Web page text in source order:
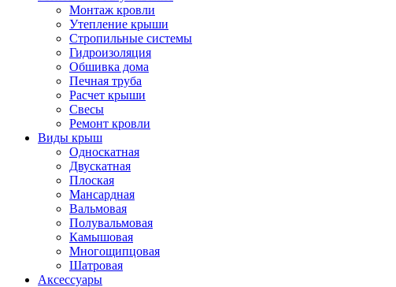
Монтаж кровли
Утепление крыши
Стропильные системы
Гидроизоляция
Обшивка дома
Печная труба
Расчет крыши
Свесы
Ремонт кровли
Виды крыш
Односкатная
Двускатная
Плоская
Мансардная
Вальмовая
Полувальмовая
Камышовая
Многощипцовая
Шатровая
Аксессуары